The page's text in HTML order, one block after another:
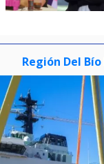
Región Del Bío